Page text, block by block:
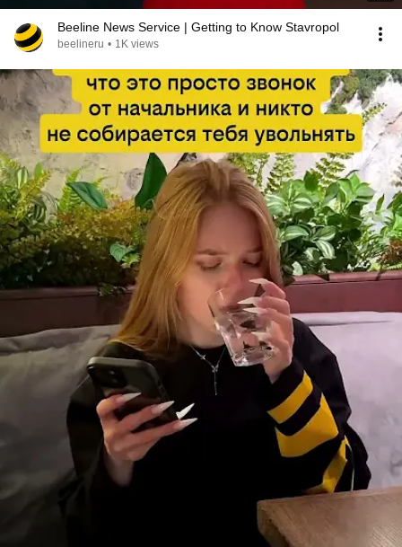
Beeline News Service | Getting to Know Stavropol
beelineru • 1K views